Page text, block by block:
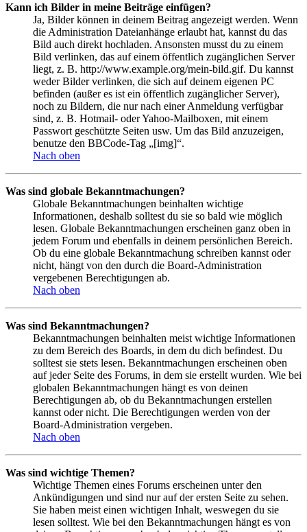
Kann ich Bilder in meine Beiträge einfügen?
Ja, Bilder können in deinem Beitrag angezeigt werden. Wenn
die Administration Dateianhänge erlaubt hat, kannst du das
Bild auch direkt hochladen. Ansonsten musst du zu einem
Bild verlinken, das auf einem öffentlich zugänglichen Server
liegt, z. B. http://www.example.org/mein-bild.gif. Du kannst
weder Bilder verlinken, die sich auf deinem eigenen PC
befinden (außer es ist ein öffentlich zugänglicher Server),
noch zu Bildern, die nur nach einer Anmeldung verfügbar
sind, z. B. Hotmail- oder Yahoo-Mailboxen, mit einem
Passwort geschützte Seiten usw. Um das Bild anzuzeigen,
benutze den BBCode-Tag „[img]“.
Nach oben
Was sind globale Bekanntmachungen?
Globale Bekanntmachungen beinhalten wichtige
Informationen, deshalb solltest du sie so bald wie möglich
lesen. Globale Bekanntmachungen erscheinen ganz oben in
jedem Forum und ebenfalls in deinem persönlichen Bereich.
Ob du eine globale Bekanntmachung schreiben kannst oder
nicht, hängt von den durch die Board-Administration
vergebenen Berechtigungen ab.
Nach oben
Was sind Bekanntmachungen?
Bekanntmachungen beinhalten meist wichtige Informationen
zu dem Bereich des Boards, in dem du dich befindest. Du
solltest sie stets lesen. Bekanntmachungen erscheinen oben
auf jeder Seite des Forums, in dem sie erstellt wurden. Wie bei
globalen Bekanntmachungen hängt es von deinen
Berechtigungen ab, ob du Bekanntmachungen erstellen
kannst oder nicht. Die Berechtigungen werden von der
Board-Administration vergeben.
Nach oben
Was sind wichtige Themen?
Wichtige Themen eines Forums erscheinen unter den
Ankündigungen und sind nur auf der ersten Seite zu sehen.
Sie haben meist einen wichtigen Inhalt, weswegen du sie
lesen solltest. Wie bei den Bekanntmachungen hängt es von